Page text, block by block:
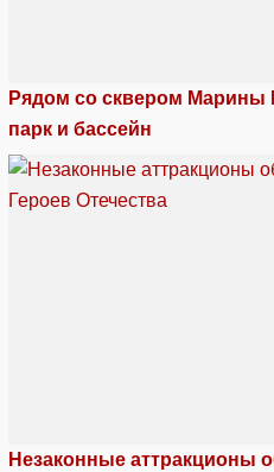
Рядом со сквером Марины
парк и бассейн
Незаконные аттракционы